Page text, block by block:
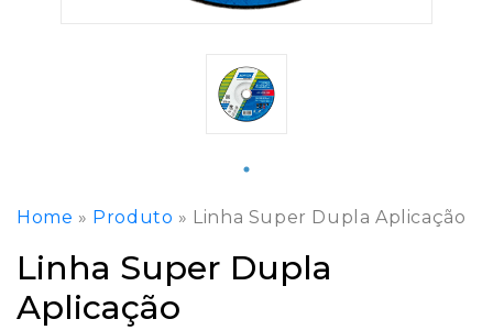
Home » Produto » Linha Super Dupla Aplicação
Linha Super Dupla
Aplicação